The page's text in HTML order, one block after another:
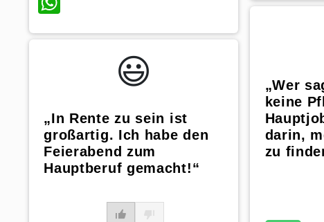
😃️
„In Rente zu sein ist
großartig. Ich habe den
Feierabend zum
Hauptberuf gemacht!“
„Wer
keine
darin,
zu